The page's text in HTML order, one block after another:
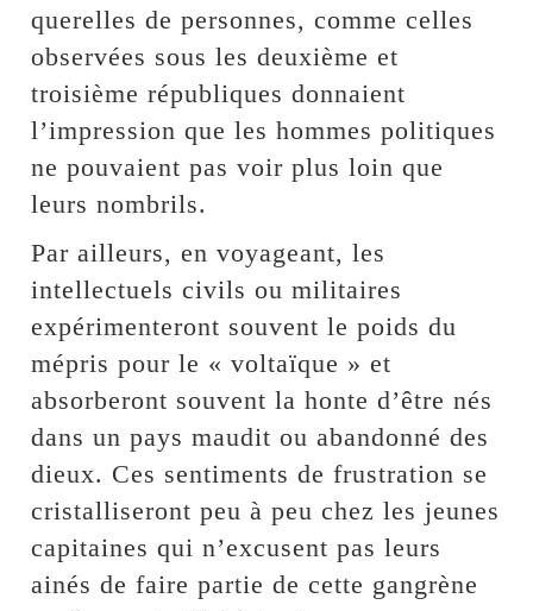
querelles de personnes, comme celles
observées sous les deuxième et
troisième républiques donnaient
l’impression que les hommes politiques
ne pouvaient pas voir plus loin que
leurs nombrils.
Par ailleurs, en voyageant, les
intellectuels civils ou militaires
expérimenteront souvent le poids du
mépris pour le « voltaïque » et
absorberont souvent la honte d’être nés
dans un pays maudit ou abandonné des
dieux. Ces sentiments de frustration se
cristalliseront peu à peu chez les jeunes
capitaines qui n’excusent pas leurs
ainés de faire partie de cette gangrène